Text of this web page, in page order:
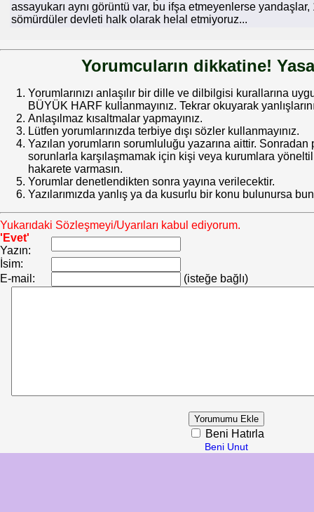
assayukarı aynı görüntü var, bu ifşa etmeyenlerse
sömürdüler devleti halk olarak helal etmiyoruz...
Yorumcuların dikkatine!
Yorumlarınızı anlaşılır bir dille ve dilbilgisi kurallarına
BÜYÜK HARF kullanmayınız. Tekrar okuyarak
Anlaşılmaz kısaltmalar yapmayınız.
Lütfen yorumlarınızda terbiye dışı sözler kullanmayınız.
Yazılan yorumların sorumluluğu yazarına aittir.
sorunlarla karşılaşmamak için kişi veya kurumlara
hakarete varmasın.
Yorumlar denetlendikten sonra yayına verilecektir.
Yazılarımızda yanlış ya da kusurlu bir konu bulunursa
Yukarıdaki Sözleşmeyi/Uyarıları kabul ediyorum.
'Evet'
Yazın:
İsim:
E-mail:
(isteğe bağlı)
Beni Hatırla
Beni Unut